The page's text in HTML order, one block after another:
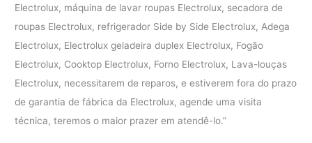
Electrolux, máquina de lavar roupas Electrolux, secadora de
roupas Electrolux, refrigerador Side by Side Electrolux, Adega
Electrolux, Electrolux geladeira duplex Electrolux, Fogão
Electrolux, Cooktop Electrolux, Forno Electrolux, Lava-louças
Electrolux, necessitarem de reparos, e estiverem fora do prazo
de garantia de fábrica da Electrolux, agende uma visita
técnica, teremos o maior prazer em atendê-lo.”